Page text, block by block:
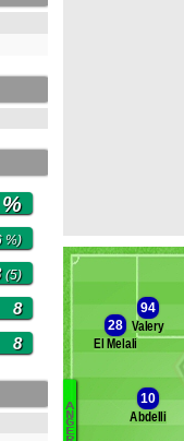
%)
(5)
8
8
Banc
Ould Khaled
A
N
G
E
94
Valery
28
El Melali
10
Abdelli